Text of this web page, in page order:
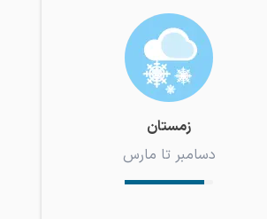
زمستان
دسامبر تا مارس